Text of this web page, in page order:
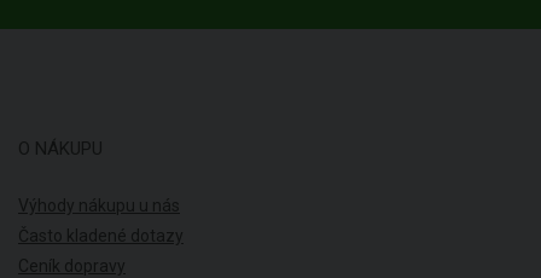
O NÁKUPU
Výhody nákupu u nás
Často kladené dotazy
Ceník dopravy